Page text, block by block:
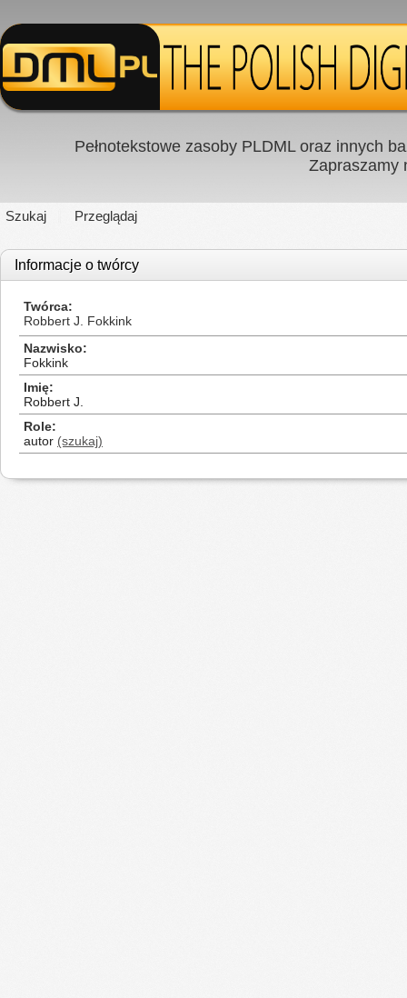
Pełnotekstowe zasoby PLDML oraz innych
Zapraszamy
Szukaj Przeglądaj
Informacje o twórcy
Twórca
Robbert J. Fokkink
Nazwisko
Fokkink
Imię
Robbert J.
Role
autor (szukaj)